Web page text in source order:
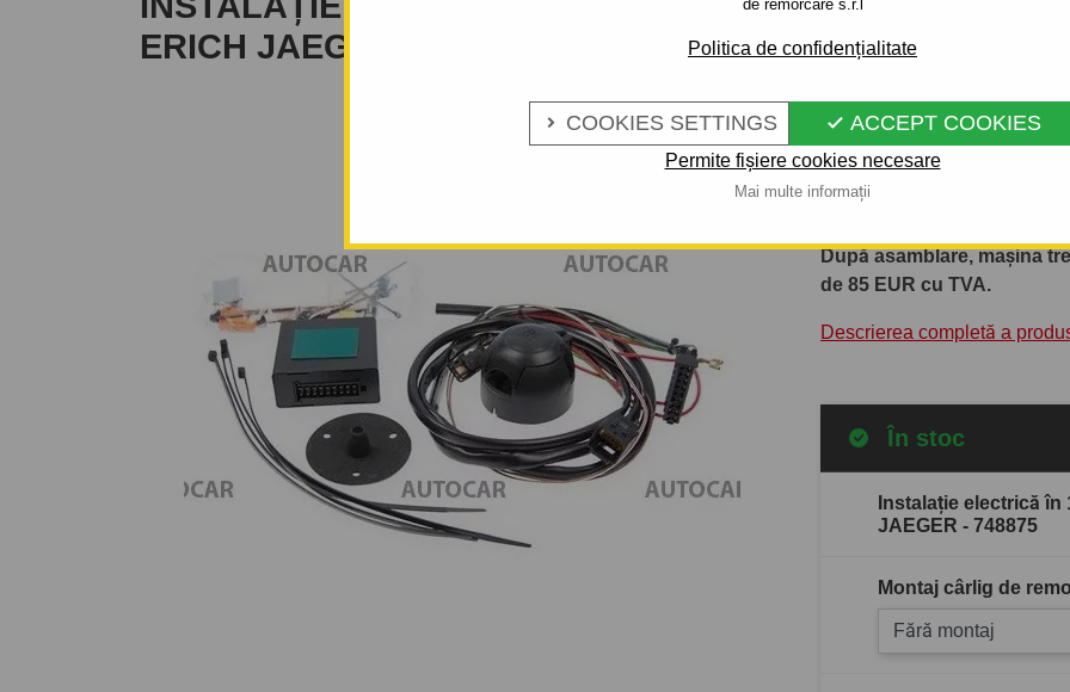
de remorcare s.r.l
Politica de confidențialitate
 COOKIES SETTINGS  ACCEPT COOKIES
Permite fișiere cookies necesare
Mai multe informații
ERICH JAEGER - 748875
Descrierea
Aceste seturi de cabluri
modele de vehicule. În
componente de cea mai
ERICH JAEGER, care se
După asamblare, mașina
de 85 EUR cu TVA.
Descrierea completă a
În stoc
Instalație electrică în
JAEGER - 748875
Montaj cârlig de
Fără montaj